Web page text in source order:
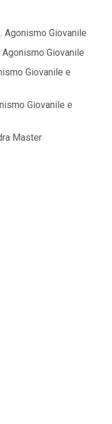
Agonismo Giovanile
Giovanile
Giovanile e
Giovanile e
Master